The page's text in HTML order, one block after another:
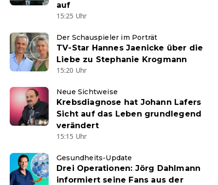
auf
15:25 Uhr
Der Schauspieler im Porträt
TV-Star Hannes Jaenicke über die
Liebe zu Stephanie Krogmann
15:20 Uhr
Neue Sichtweise
Krebsdiagnose hat Johann Lafers
Sicht auf das Leben grundlegend
verändert
15:15 Uhr
Gesundheits-Update
Drei Operationen: Jörg Dahlmann
informiert seine Fans aus der